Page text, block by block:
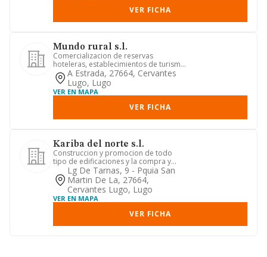
VER FICHA
Mundo rural s.l.
Comercializacion de reservas
hoteleras, establecimientos de turismo
rural y agroturismo. explotacio...
A Estrada, 27664, Cervantes
Lugo, Lugo
VER EN MAPA
VER FICHA
Kariba del norte s.l.
Construccion y promocion de todo
tipo de edificaciones y la compra y
venta de terrenos y fincas.
Lg De Tarnas, 9 - Pquia San
Martin De La, 27664,
Cervantes Lugo, Lugo
VER EN MAPA
VER FICHA